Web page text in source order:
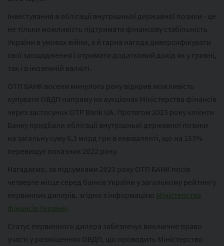
Інвестування в облігації внутрішньої державної позики - це
не тільки можливість підтримати фінансову стабільність
України в умовах війни, а й гарна нагода диверсифікувати
свої заощадження і отримати додатковий дохід як у гривні,
так і в іноземній валюті.
ОТП БАНК восени минулого року відкрив можливість
купувати ОВДП напряму на аукціонах Міністерства фінансів
через застосунок OTP Bank UA. Протягом 2023 року клієнти
Банку придбали облігації внутрішньої державної позики
на загальну суму 6,3 млрд грн в еквіваленті, що на 153%
перевищує показник 2022 року.
Нагадаємо, за підсумками 2023 року ОТП БАНК посів
четверте місце серед банків України у загальному рейтингу
первинних дилерів, згідно з інформацією Міністерства
фінансів України
Статус первинного дилера забезпечує виключне право
участі у розміщеннях ОВДП, що проводить Міністерство